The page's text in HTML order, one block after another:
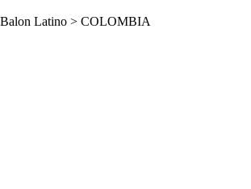
Balon Latino > COLOMBIA